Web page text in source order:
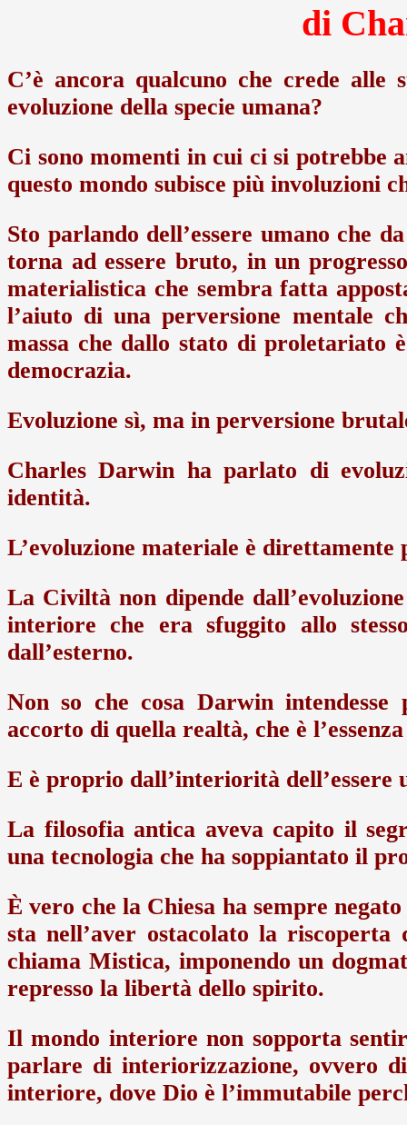
di
C’è ancora qualcuno che crede
evoluzione della specie umana?
Ci sono momenti in cui ci si potrebbe
questo mondo subisce più involuzioni
Sto parlando dell’essere umano che
torna ad essere bruto, in un
materialistica che sembra fatta
l’aiuto di una perversione mentale
massa che dallo stato di proletariato
democrazia.
Evoluzione sì, ma in perversione
Charles Darwin ha parlato di
identità.
L’evoluzione materiale è
La Civiltà non dipende
interiore che era sfuggito allo
dall’esterno.
Non so che cosa Darwin
accorto di quella realtà, che è
E è proprio dall’interiorità dell’essere
La filosofia antica aveva capito il
una tecnologia che ha soppiantato il
È vero che la Chiesa ha sempre
sta nell’aver ostacolato la riscoperta
chiama Mistica, imponendo un
represso la libertà dello spirito.
Il mondo interiore non sopporta
parlare di interiorizzazione, ovvero
interiore, dove Dio è l’immutabile